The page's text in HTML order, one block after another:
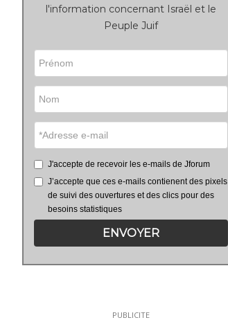
l'information concernant Israël et le
Peuple Juif
J'accepte de recevoir les e-mails de Jforum
J’accepte que ces e-mails contienent des pixels
de suivi des ouvertures et des clics pour des
besoins statistiques
ENVOYER